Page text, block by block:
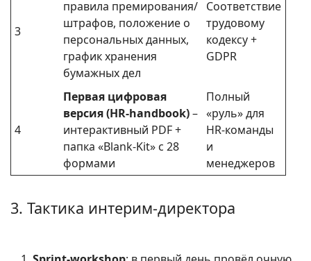
3
правила премирования/
штрафов, положение о
персональных данных,
график хранения
бумажных дел
Соответствие
трудовому
кодексу +
GDPR
4
Первая цифровая
версия (HR-handbook)–
интерактивный PDF +
папка «Blank-Kit» с 28
формами
Полный
«руль» для
HR-команды
и
менеджеров
3. Тактика интерим-директора